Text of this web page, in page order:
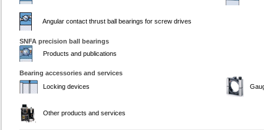
Angular contact thrust ball bearings for screw drives
SNFA precision ball bearings
Products and publications
Bearing accessories and services
Locking devices
Other products and services